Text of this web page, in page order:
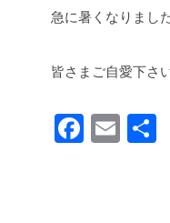
急に暑くなりまし
皆さまご自愛下さ
F
E